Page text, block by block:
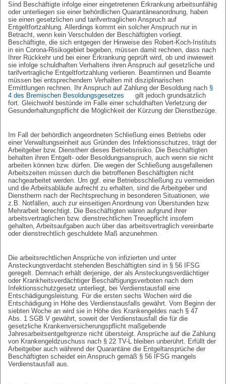
Sind Beschäftigte infolge einer eingetretenen Erkrankung arbeitsunfähig
oder unterliegen sie einer behördlichen Quarantäneanordnung, haben
sie einen gesetzlichen und tarifvertraglichen Anspruch auf
Entgeltfortzahlung. Allerdings kommt ein solcher Anspruch nur in
Betracht, wenn kein Verschulden der Beschäftigten vorliegt.
Beschäftigte, die sich entgegen der Hinweise des Robert-Koch-Instituts
in ein Corona-Risikogebiet begeben, müssen damit rechnen, dass nach
Ihrer Rückkehr und bei einer Erkrankung geprüft wird, ob und inwieweit
sie infolge schuldhaften Verhaltens ihren Anspruch auf gesetzliche und
tarifvertragliche Entgeltfortzahlung verlieren. Beamtinnen und Beamte
müssen bei entsprechendem Verhalten mit disziplinarischen
Ermittlungen rechnen. Ihr Anspruch auf Zahlung der Besoldung nach §
4 des Bremischen Besoldungsgesetzes
gilt jedoch grundsätzlich
fort. Gleichwohl bestünde im Falle einer schuldhaften Verletzung der
Gesunderhaltungspflicht die Möglichkeit der Kürzung der Dienstbezüge.
Im Fall der behördlich angeordneten Schließung eines Betriebs oder
einer Verwaltungseinheit aus Gründen des Infektionsschutzes, trägt der
Arbeitgeber bzw. Dienstherr dieses Betriebsrisiko. Die Beschäftigten
behalten ihren Entgelt- oder Besoldungsanspruch, auch wenn sie nicht
arbeiten können bzw. dürfen. Die wegen der Schließung ausgefallenen
Arbeitszeiten müssen durch die betroffenen Beschäftigten nicht
nachgearbeitet werden. Um ggf. eine Betriebsschließung zu vermeiden
und die Arbeitsabläufe aufrecht zu erhalten, sind die Arbeitgeber und
Dienstherrn nach der Rechtsprechung in besonderen Situationen, wie
z.B. Notfällen, auch zur einseitigen Anordnung von Überstunden bzw.
Mehrarbeit berechtigt. Die Beschäftigten wären aufgrund ihrer
arbeitsvertraglichen bzw. dienstrechtlichen Treuepflicht insofern
gehalten, Arbeitsaufgaben auch über das arbeitsvertraglich vereinbarte
oder dienstrechtlich geschuldete Maß anzunehmen.
Die arbeitsrechtlichen Ansprüche von infizierten und unter
Ansteckungsverdacht stehenden Beschäftigten sind in § 56 IFSG
geregelt. Demnach erhält derjenige, der als Ansteckungsverdächtiger
oder Krankheitsverdächtiger Beschäftigungsverboten nach dem
Infektionsschutzgesetz unterliegt, bei Verdienstausfall eine
Entschädigungsleistung. Für die ersten sechs Wochen wird die
Entschädigung in Höhe des Verdienstausfalls gewährt. Vom Beginn der
siebten Woche an wird sie in Höhe des Krankengeldes nach § 47
Abs. 1 SGB V gewährt, soweit der Verdienstausfall die für die
gesetzliche Krankenversicherungspflicht maßgebende
Jahresarbeitsentgeltgrenze nicht übersteigt. Ansprüche auf die Zahlung
von Krankengeldzuschuss nach § 22 TV-L bleiben unberührt. Erfüllt der
Arbeitgeber auch während der Quarantäne die Entgeltansprüche der
Beschäftigten scheidet ein Anspruch gemäß § 56 IFSG mangels
Verdienstausfall aus.